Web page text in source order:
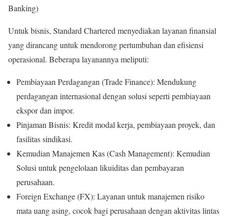
Banking)
Untuk bisnis, Standard Chartered menyediakan layanan finansial
yang dirancang untuk mendorong pertumbuhan dan efisiensi
operasional. Beberapa layanannya meliputi:
Pembiayaan Perdagangan (Trade Finance): Mendukung
perdagangan internasional dengan solusi seperti pembiayaan
ekspor dan impor.
Pinjaman Bisnis: Kredit modal kerja, pembiayaan proyek, dan
fasilitas sindikasi.
Kemudian Manajemen Kas (Cash Management): Kemudian
Solusi untuk pengelolaan likuiditas dan pembayaran
perusahaan.
Foreign Exchange (FX): Layanan untuk manajemen risiko
mata uang asing, cocok bagi perusahaan dengan aktivitas lintas